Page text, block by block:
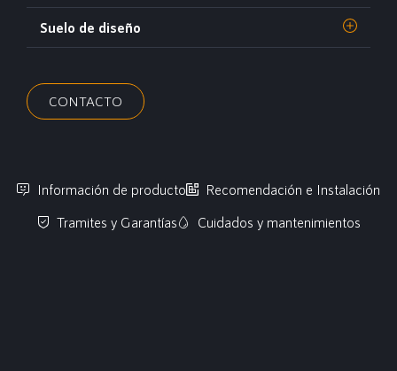
Suelo de diseño
CONTACTO
Información de producto
Recomendación e Instalación
Tramites y Garantías
Cuidados y mantenimientos